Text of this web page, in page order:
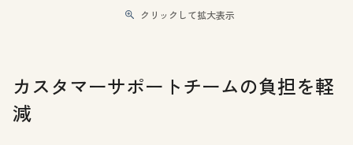
クリックして拡大表示
カスタマーサポートチームの負担を軽
減